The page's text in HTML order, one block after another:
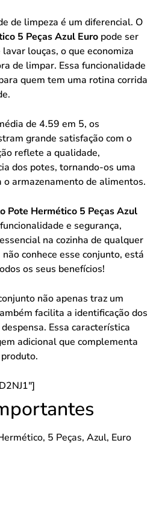
de limpeza é um diferencial. O
5 Peças Azul Euro pode ser
louças, o que economiza
de limpar. Essa funcionalidade
quem tem uma rotina corrida
de 4.59 em 5, os
grande satisfação com o
reflete a qualidade,
dos potes, tornando-os uma
o armazenamento de alimentos.
Pote Hermético 5 Peças Azul
e segurança,
na cozinha de qualquer
conhece esse conjunto, está
os seus benefícios!
não apenas traz um
facilita a identificação dos
Essa característica
adicional que complementa